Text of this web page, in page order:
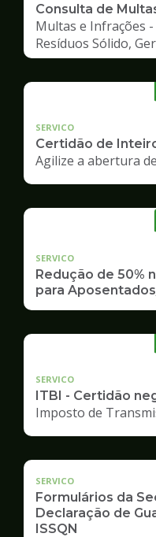
Consulta de
Multas e Infrações
Resíduos Sólido,
SERVICO
Certidão de
Agilize a abertura
SERVICO
Redução de 50%
para
SERVICO
ITBI - Certidão
Imposto de
SERVICO
Formulários da
Declaração de
ISSQN